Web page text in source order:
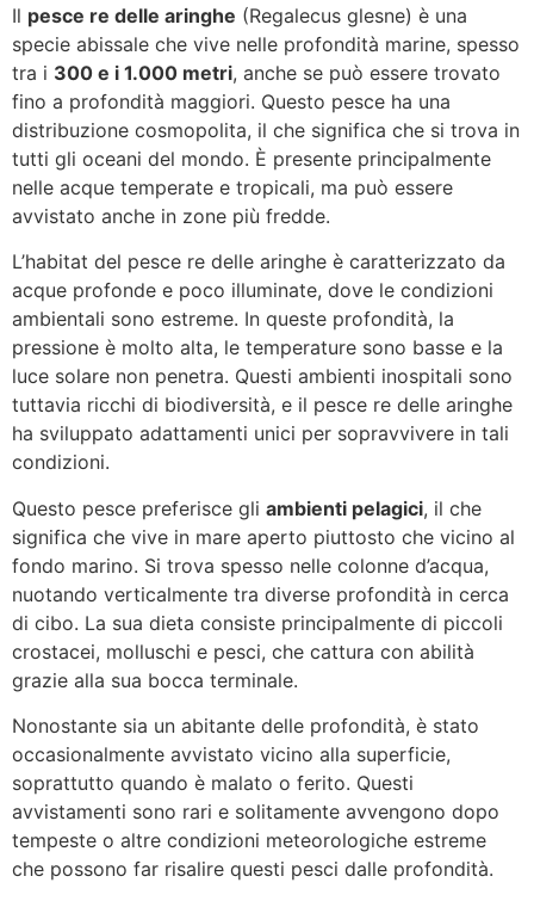
Il pesce re delle aringhe (Regalecus glesne) è una
specie abissale che vive nelle profondità marine, spesso
tra i 300 e i 1.000 metri, anche se può essere trovato
fino a profondità maggiori. Questo pesce ha una
distribuzione cosmopolita, il che significa che si trova in
tutti gli oceani del mondo. È presente principalmente
nelle acque temperate e tropicali, ma può essere
avvistato anche in zone più fredde.
L’habitat del pesce re delle aringhe è caratterizzato da
acque profonde e poco illuminate, dove le condizioni
ambientali sono estreme. In queste profondità, la
pressione è molto alta, le temperature sono basse e la
luce solare non penetra. Questi ambienti inospitali sono
tuttavia ricchi di biodiversità, e il pesce re delle aringhe
ha sviluppato adattamenti unici per sopravvivere in tali
condizioni.
Questo pesce preferisce gli ambienti pelagici, il che
significa che vive in mare aperto piuttosto che vicino al
fondo marino. Si trova spesso nelle colonne d’acqua,
nuotando verticalmente tra diverse profondità in cerca
di cibo. La sua dieta consiste principalmente di piccoli
crostacei, molluschi e pesci, che cattura con abilità
grazie alla sua bocca terminale.
Nonostante sia un abitante delle profondità, è stato
occasionalmente avvistato vicino alla superficie,
soprattutto quando è malato o ferito. Questi
avvistamenti sono rari e solitamente avvengono dopo
tempeste o altre condizioni meteorologiche estreme
che possono far risalire questi pesci dalle profondità.